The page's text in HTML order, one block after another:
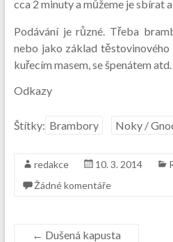
cca 2 minuty a můžeme je sbírat
Podávání je různé. Třeba
nebo jako základ
kuřecím masem, se špenátem atd.
Odkazy
Štítky: Brambory Noky /
redakce 10. 3. 2014
Žádné komentáře
← Dušená kapusta